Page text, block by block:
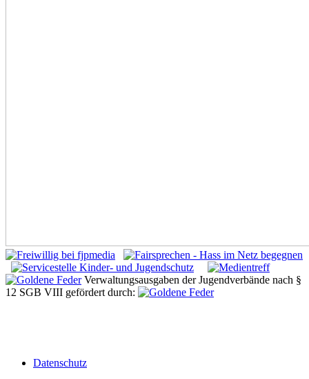
Verwaltungsausgaben der Jugendverbände nach §
12 SGB VIII gefördert durch:
Datenschutz